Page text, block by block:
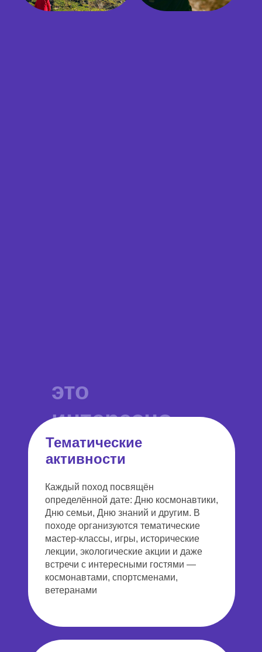
это
интересно
Тематические
активности
Каждый поход посвящён
определённой дате: Дню космонавтики,
Дню семьи, Дню знаний и другим. В
походе организуются тематические
мастер-классы, игры, исторические
лекции, экологические акции и даже
встречи с интересными гостями —
космонавтами, спортсменами,
ветеранами